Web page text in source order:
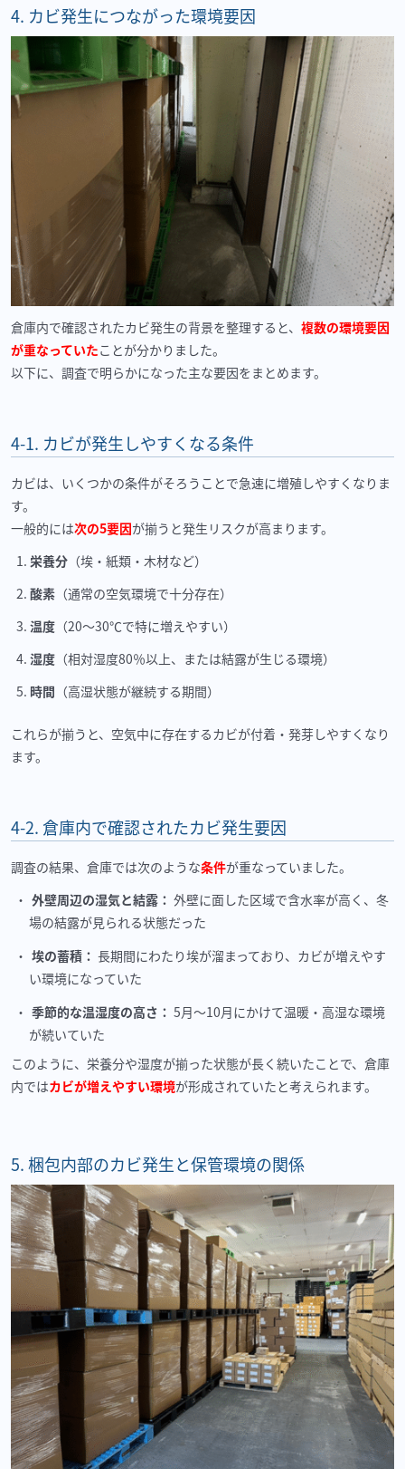
4. カビ発生につながった環境要因
倉庫内で確認されたカビ発生の背景を整理すると、 複数の環境要因
が重なっていたことが分かりました。
以下に、調査で明らかになった主な要因をまとめます。
4-1. カビが発生しやすくなる条件
カビは、いくつかの条件がそろうことで急速に増殖しやすくなりま
す。
一般的には次の5要因が揃うと発生リスクが高まります。
栄養分 （埃・紙類・木材など）
酸素 （通常の空気環境で十分存在）
温度 （20〜30℃で特に増えやすい）
湿度 （相対湿度80％以上、または結露が生じる環境）
時間 （高湿状態が継続する期間）
これらが揃うと、空気中に存在するカビが付着・発芽しやすくなり
ます。
4-2. 倉庫内で確認されたカビ発生要因
調査の結果、倉庫では次のような条件が重なっていました。
外壁周辺の湿気と結露： 外壁に面した区域で含水率が高く、冬
場の結露が見られる状態だった
埃の蓄積： 長期間にわたり埃が溜まっており、カビが増えやす
い環境になっていた
季節的な温湿度の高さ： 5月〜10月にかけて温暖・高湿な環境
が続いていた
このように、栄養分や湿度が揃った状態が長く続いたことで、倉庫
内ではカビが増えやすい環境が形成されていたと考えられます。
5.梱包内部のカビ発生と保管環境の関係